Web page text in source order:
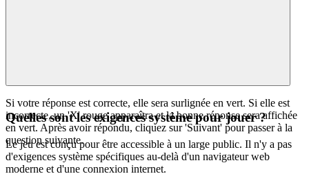
Si votre réponse est correcte, elle sera surlignée en vert. Si elle est
incorrecte, un 'X' rouge apparaîtra et la bonne réponse sera affichée
en vert. Après avoir répondu, cliquez sur 'Suivant' pour passer à la
question suivante.
Quelles sont les exigences système pour jouer ?
Le jeu est conçu pour être accessible à un large public. Il n'y a pas
d'exigences système spécifiques au-delà d'un navigateur web
moderne et d'une connexion internet.